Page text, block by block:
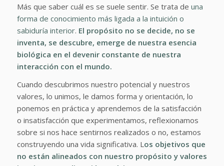
Más que saber cuál es se suele sentir. Se trata de una
forma de conocimiento más ligada a la intuición o
sabiduría interior. El propósito no se decide, no se
inventa, se descubre, emerge de nuestra esencia
biológica en el devenir constante de nuestra
interacción con el mundo.
Cuando descubrimos nuestro potencial y nuestros
valores, lo unimos, le damos forma y orientación, lo
ponemos en práctica y aprendemos de la satisfacción
o insatisfacción que experimentamos, reflexionamos
sobre si nos hace sentirnos realizados o no, estamos
construyendo una vida significativa. Los objetivos que
no están alineados con nuestro propósito y valores